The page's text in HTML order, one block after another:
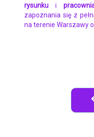
rysunku i
zapoznania się z
na terenie Warszawy